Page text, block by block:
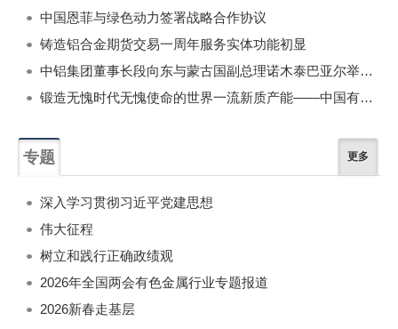
中国恩菲与绿色动力签署战略合作协议
铸造铝合金期货交易一周年服务实体功能初显
中铝集团董事长段向东与蒙古国副总理诺木泰巴亚尔举行会谈
锻造无愧时代无愧使命的世界一流新质产能——中国有色金属工业的战略应对与破局之道（二）
专题 更多
深入学习贯彻习近平党建思想
伟大征程
树立和践行正确政绩观
2026年全国两会有色金属行业专题报道
2026新春走基层